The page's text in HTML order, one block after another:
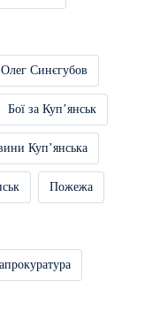
Олег Синєгубов
Бої за Купʼянськ
Купʼянська
Пожежа